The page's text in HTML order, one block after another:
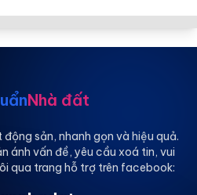
Nhà đất
sản, nhanh gọn và hiệu quả.
ánh vấn đề, yêu cầu xoá tin, vui
qua trang hỗ trợ trên facebook: